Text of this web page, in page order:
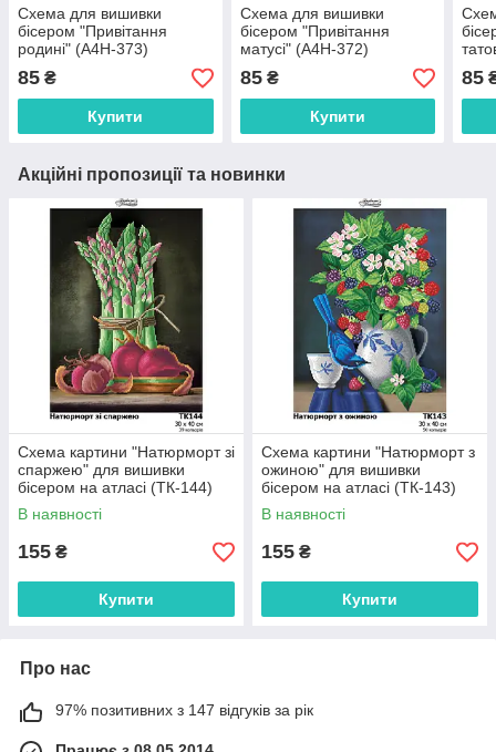
Схема для вишивки
бісером "Привітання
родині" (А4Н-373)
85 ₴
Купити
Схема для вишивки
бісером "Привітання
матусі" (А4Н-372)
85₴
Купити
85
Акційні пропозиції та новинки
Схема картини "Натюрморт зі
спаржею" для вишивки
бісером на атласі (ТК-144)
В наявності
155 ₴
Купити
Схема картини "Натюрморт з
ожиною" для вишивки
бісером на атласі (ТК-143)
В наявності
155 ₴
Купити
Про нас
97% позитивних з 147 відгуків за рік